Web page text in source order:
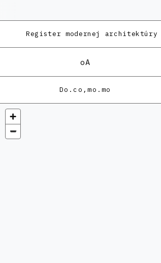
Register modernej architektúry
oA
Do.co,mo.mo